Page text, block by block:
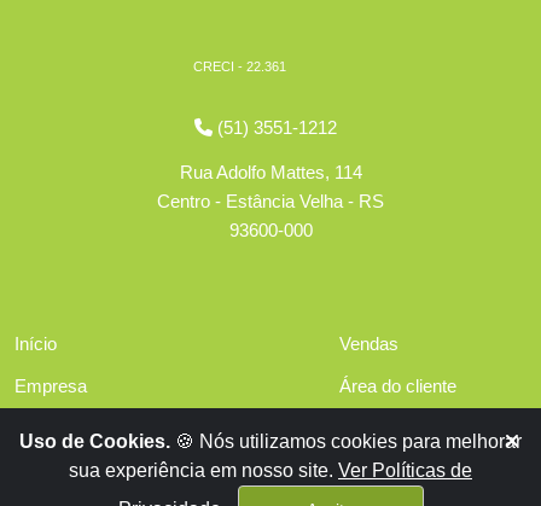
CRECI - 22.361
(51) 3551-1212
Rua Adolfo Mattes, 114
Centro - Estância Velha - RS
93600-000
Início
Empresa
Financiamentos
Vendas
Área do cliente
Contato
Uso de Cookies. 🍪 Nós utilizamos cookies para melhorar
sua experiência em nosso site. Ver Políticas de